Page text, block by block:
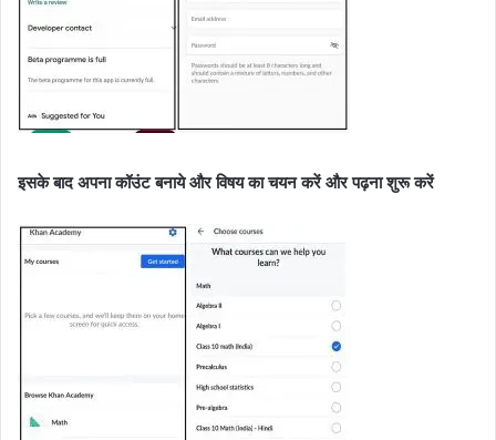
इसके बाद अपना कॉउंट बनाये और विषय का चयन करें और पढ़ना शुरू करें